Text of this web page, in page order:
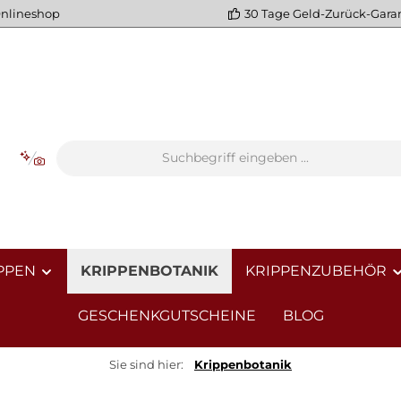
30 Tage Geld-Zurück-
KRIPPENBOTANIK KRIPPENZUBEHÖR
GESCHENKGUTSCHEINE BLOG
Sie sind hier: Krippenbotanik